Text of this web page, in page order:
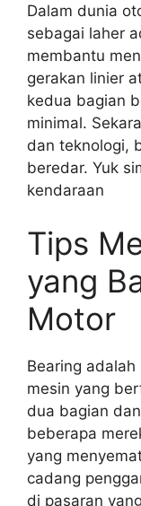
Dalam dunia
sebagai laher
membantu
gerakan linier
kedua bagian
minimal.
dan teknologi,
beredar. Yuk
kendaraan
Tips
yang
Motor
Bearing
mesin yang
dua bagian
beberapa
yang
cadang
di pasaran